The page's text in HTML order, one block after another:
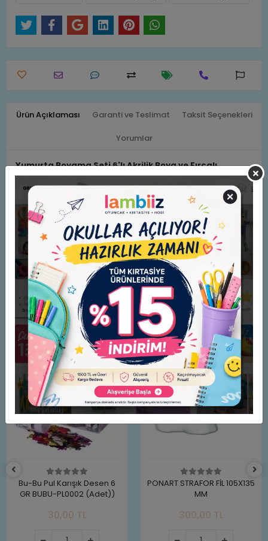
Ürün Açıklaması Garanti ve Teslimat Taksit Seçenekleri
Yorumlar
Yumurta Boyama Seti 6'lı Akrilik Boya ve Fırçalı
Yumurta Boyama Seti, çocukların yaratıcılığını geliştiren
eğlenceli ve öğretici bir sanat etkinliği sunar. İçerisinde 6
adet yumurta şeklinde boyanabilir figür, 6 farklı renk akrilik
boya ve 1 adet fırça bulunur. Çocuklar, özel tasarımlı
yumurtaları istedikleri renklere boyayarak el becerilerini
geliştirebilir ve eğlenceli vakit geçirebilirler. Güvenli ve toksik
içermeyen boyaları sayesinde ebeveynler için de ideal bir
seçimdir.
Benzer Ürünler
Bu-Bu Pul Karışık Desen 6
GR BUBU-PL0002 (Adet))
30,00 TL
PONART STRAFOR FİL 105X135
MM
300,00 TL